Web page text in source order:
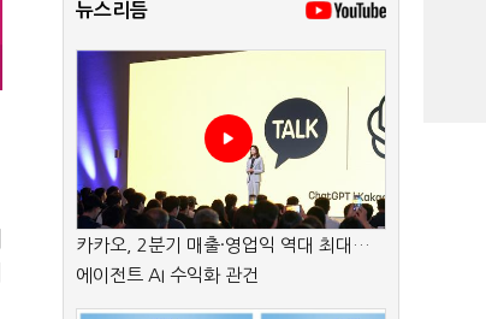
뉴스리듬
카카오, 2분기 매출·영업익 역대 최대…
에이전트 AI 수익화 관건